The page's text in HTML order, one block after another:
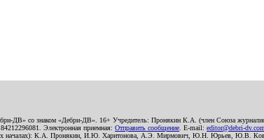
ДВ» со знаком «Дебри-ДВ». 16+ Учредитель: Пронякин К.А. (член Союза
Электронная приемная: Отправить сообщение . E-mail: editor@debri-dv.com
началах): К.А. Пронякин, И.Ю. Харитонова, А.Э. Мирмович, Ю.Н. Юрьев,